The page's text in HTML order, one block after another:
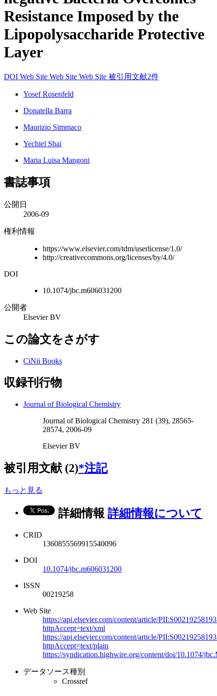
Resistance Imposed by the
Lipopolysaccharide Protective
Layer
DOI Web Site Web Site Web Site 被引用文献2件
Yosef Rosenfeld
Donatella Barra
Maurizio Simmaco
Yechiel Shai
Maria Luisa Mangoni
書誌事項
公開日
2006-09
権利情報
https://www.elsevier.com/tdm/userlicense/1.0/
http://creativecommons.org/licenses/by/4.0/
DOI
10.1074/jbc.m606031200
公開者
Elsevier BV
この論文をさがす
CiNii Books
収録刊行物
Journal of Biological Chemistry
Journal of Biological Chemistry 281 (39), 28565-
28574, 2006-09
Elsevier BV
被引用文献 (2)*注記
もっと見る
詳細情報 詳細情報について
CRID
1360855569915540096
DOI
10.1074/jbc.m606031200
ISSN
00219258
Web Site
https://api.elsevier.com/content/article/
httpAccept=text/xml
https://api.elsevier.com/content/article/
httpAccept=text/plain
https://syndication.highwire.org/content/doi/10.1074/
データソース種別
Crossref